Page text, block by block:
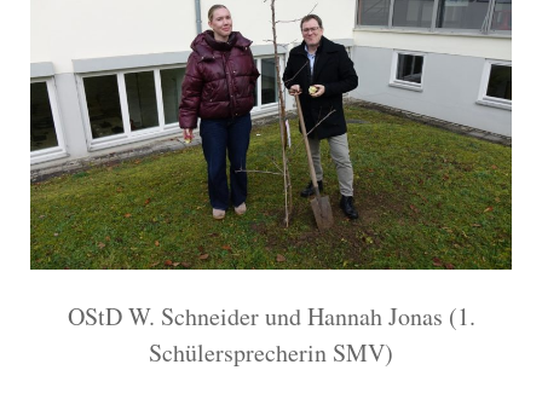
OStD W. Schneider und Hannah Jonas (1.
Schülersprecherin SMV)